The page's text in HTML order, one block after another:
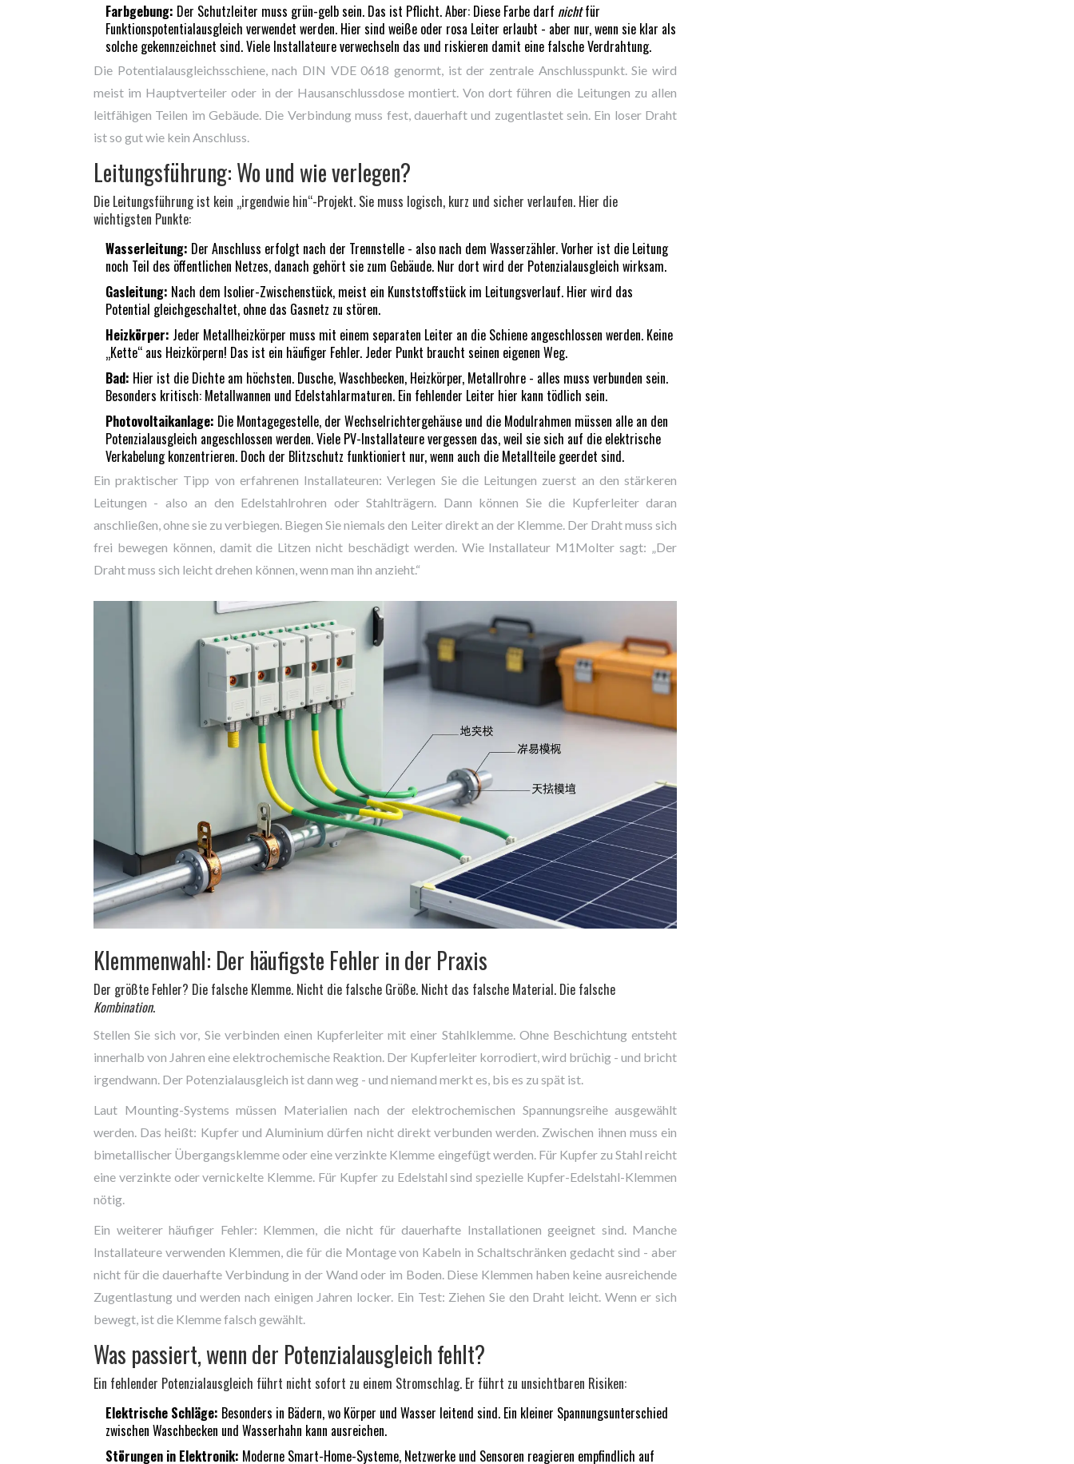
Farbgebung: Der Schutzleiter muss grün-gelb sein. Das ist Pflicht. Aber: Diese Farbe darf nichtfür
Funktionspotentialausgleich verwendet werden. Hier sind weiße oder rosa Leiter erlaubt - aber nur, wenn sie klar als
solche gekennzeichnet sind. Viele Installateure verwechseln das und riskieren damit eine falsche Verdrahtung.
Die Potentialausgleichsschiene, nach DIN VDE 0618 genormt, ist der zentrale Anschlusspunkt. Sie wird
meist im Hauptverteiler oder in der Hausanschlussdose montiert. Von dort führen die Leitungen zu allen
leitfähigen Teilen im Gebäude. Die Verbindung muss fest, dauerhaft und zugentlastet sein. Ein loser Draht
ist so gut wie kein Anschluss.
Leitungsführung: Wo und wie verlegen?
Die Leitungsführung ist kein „irgendwie hin“-Projekt. Sie muss logisch, kurz und sicher verlaufen. Hier die
wichtigsten Punkte:
Wasserleitung: Der Anschluss erfolgt nach der Trennstelle - also nach dem Wasserzähler. Vorher ist die Leitung
noch Teil des öffentlichen Netzes, danach gehört sie zum Gebäude. Nur dort wird der Potenzialausgleich wirksam.
Gasleitung: Nach dem Isolier-Zwischenstück, meist ein Kunststoffstück im Leitungsverlauf. Hier wird das
Potential gleichgeschaltet, ohne das Gasnetz zu stören.
Heizkörper: Jeder Metallheizkörper muss mit einem separaten Leiter an die Schiene angeschlossen werden. Keine
„Kette“ aus Heizkörpern! Das ist ein häufiger Fehler. Jeder Punkt braucht seinen eigenen Weg.
Bad: Hier ist die Dichte am höchsten. Dusche, Waschbecken, Heizkörper, Metallrohre - alles muss verbunden sein.
Besonders kritisch: Metallwannen und Edelstahlarmaturen. Ein fehlender Leiter hier kann tödlich sein.
Photovoltaikanlage: Die Montagegestelle, der Wechselrichtergehäuse und die Modulrahmen müssen alle an den
Potenzialausgleich angeschlossen werden. Viele PV-Installateure vergessen das, weil sie sich auf die elektrische
Verkabelung konzentrieren. Doch der Blitzschutz funktioniert nur, wenn auch die Metallteile geerdet sind.
Ein praktischer Tipp von erfahrenen Installateuren: Verlegen Sie die Leitungen zuerst an den stärkeren
Leitungen - also an den Edelstahlrohren oder Stahlträgern. Dann können Sie die Kupferleiter daran
anschließen, ohne sie zu verbiegen. Biegen Sie niemals den Leiter direkt an der Klemme. Der Draht muss sich
frei bewegen können, damit die Litzen nicht beschädigt werden. Wie Installateur M1Molter sagt: „Der
Draht muss sich leicht drehen können, wenn man ihn anzieht.“
Klemmenwahl: Der häufigste Fehler in der Praxis
Der größte Fehler? Die falsche Klemme. Nicht die falsche Größe. Nicht das falsche Material. Die falsche
Kombination.
Stellen Sie sich vor, Sie verbinden einen Kupferleiter mit einer Stahlklemme. Ohne Beschichtung entsteht
innerhalb von Jahren eine elektrochemische Reaktion. Der Kupferleiter korrodiert, wird brüchig - und bricht
irgendwann. Der Potenzialausgleich ist dann weg - und niemand merkt es, bis es zu spät ist.
Laut Mounting-Systems müssen Materialien nach der elektrochemischen Spannungsreihe ausgewählt
werden. Das heißt: Kupfer und Aluminium dürfen nicht direkt verbunden werden. Zwischen ihnen muss ein
bimetallischer Übergangsklemme oder eine verzinkte Klemme eingefügt werden. Für Kupfer zu Stahl reicht
eine verzinkte oder vernickelte Klemme. Für Kupfer zu Edelstahl sind spezielle Kupfer-Edelstahl-Klemmen
nötig.
Ein weiterer häufiger Fehler: Klemmen, die nicht für dauerhafte Installationen geeignet sind. Manche
Installateure verwenden Klemmen, die für die Montage von Kabeln in Schaltschränken gedacht sind - aber
nicht für die dauerhafte Verbindung in der Wand oder im Boden. Diese Klemmen haben keine ausreichende
Zugentlastung und werden nach einigen Jahren locker. Ein Test: Ziehen Sie den Draht leicht. Wenn er sich
bewegt, ist die Klemme falsch gewählt.
Was passiert, wenn der Potenzialausgleich fehlt?
Ein fehlender Potenzialausgleich führt nicht sofort zu einem Stromschlag. Er führt zu unsichtbaren Risiken:
Elektrische Schläge: Besonders in Bädern, wo Körper und Wasser leitend sind. Ein kleiner Spannungsunterschied
zwischen Waschbecken und Wasserhahn kann ausreichen.
Störungen in Elektronik: Moderne Smart-Home-Systeme, Netzwerke und Sensoren reagieren empfindlich auf